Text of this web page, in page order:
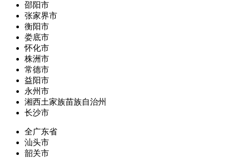
邵阳市
张家界市
衡阳市
娄底市
怀化市
株洲市
常德市
益阳市
永州市
湘西土家族苗族自治州
长沙市
全广东省
汕头市
韶关市